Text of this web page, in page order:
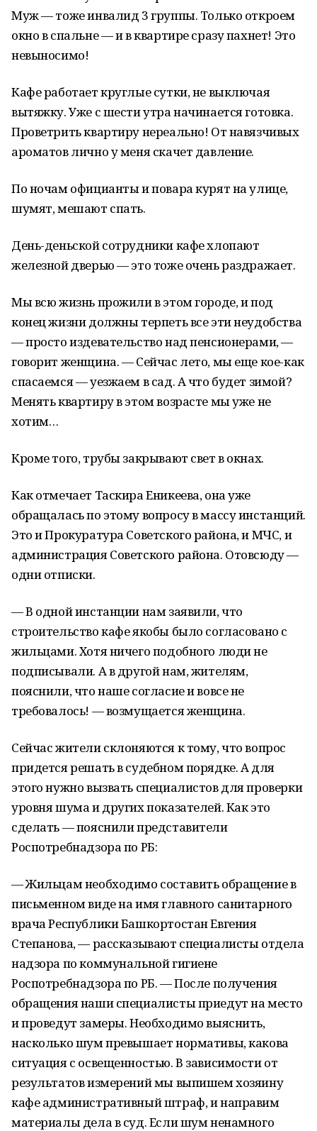
Муж — тоже инвалид 3 группы. Только откроем
окно в спальне — и в квартире сразу пахнет! Это
невыносимо!
Кафе работает круглые сутки, не выключая
вытяжку. Уже с шести утра начинается готовка.
Проветрить квартиру нереально! От навязчивых
ароматов лично у меня скачет давление.
По ночам официанты и повара курят на улице,
шумят, мешают спать.
День-деньской сотрудники кафе хлопают
железной дверью — это тоже очень раздражает.
Мы всю жизнь прожили в этом городе, и под
конец жизни должны терпеть все эти неудобства
— просто издевательство над пенсионерами, —
говорит женщина. — Сейчас лето, мы еще кое-как
спасаемся — уезжаем в сад. А что будет зимой?
Менять квартиру в этом возрасте мы уже не
хотим…
Кроме того, трубы закрывают свет в окнах.
Как отмечает ТаскираЕникеева, она уже
обращалась по этому вопросу в массу инстанций.
Это и Прокуратура Советского района, и МЧС, и
администрация Советского района. Отовсюду —
одни отписки.
— В одной инстанции нам заявили, что
строительство кафе якобы было согласовано с
жильцами. Хотя ничего подобного люди не
подписывали. А в другой нам, жителям,
пояснили, что наше согласие и вовсе не
требовалось! — возмущается женщина.
Сейчас жители склоняются к тому, что вопрос
придется решать в судебном порядке. А для
этого нужно вызвать специалистов для проверки
уровня шума и других показателей. Как это
сделать — пояснили представители
Роспотребнадзора по РБ:
— Жильцам необходимо составить обращение в
письменном виде на имя главного санитарного
врача Республики Башкортостан Евгения
Степанова, — рассказывают специалисты отдела
надзора по коммунальной гигиене
Роспотребнадзора по РБ. — После получения
обращения наши специалисты приедут на место
и проведут замеры. Необходимо выяснить,
насколько шум превышает нормативы, какова
ситуация с освещенностью. В зависимости от
результатов измерений мы выпишем хозяину
кафе административный штраф, и направим
материалы дела в суд. Если шум ненамного